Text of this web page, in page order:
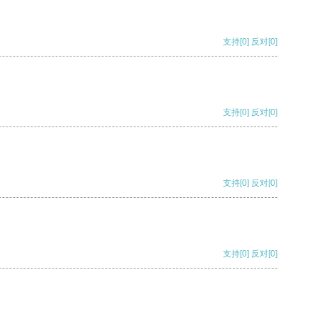
支持[0] 反对[0]
支持[0] 反对[0]
支持[0] 反对[0]
支持[0] 反对[0]